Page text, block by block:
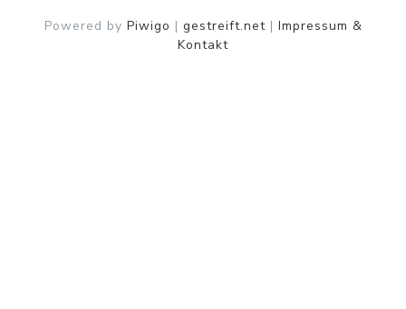
Powered by Piwigo | gestreift.net| Impressum &
Kontakt